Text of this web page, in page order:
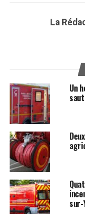
La
Un
sur-